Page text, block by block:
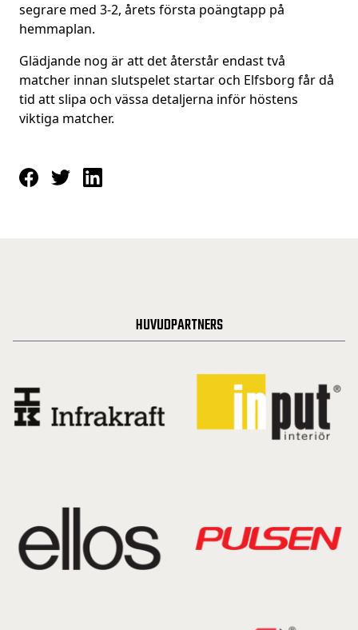
segrare med 3-2, årets första poängtapp på
hemmaplan.
Glädjande nog är att det återstår endast två
matcher innan slutspelet startar och Elfsborg får då
tid att slipa och vässa detaljerna inför höstens
viktiga matcher.
HUVUDPARTNERS